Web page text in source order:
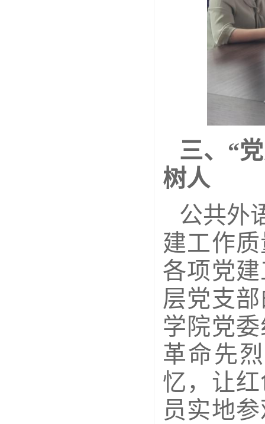
三、“
树人
公共外
建工作
各项党
层党支
学院党
革命先
忆，让
员实地